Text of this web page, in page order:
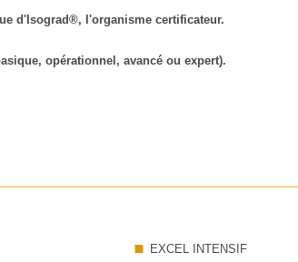
d'Isograd®, l'organisme certificateur.
opérationnel, avancé ou expert).
EXCEL INTENSIF